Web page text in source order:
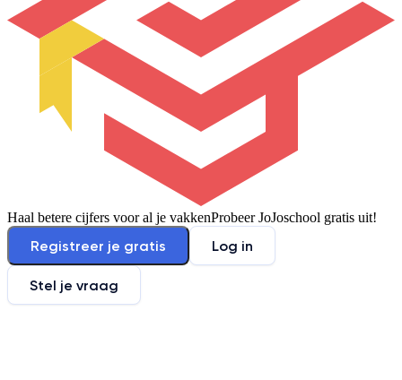
Haal betere cijfers voor al je vakkenProbeer JoJoschool gratis uit!
Registreer je gratis Log in
Stel je vraag